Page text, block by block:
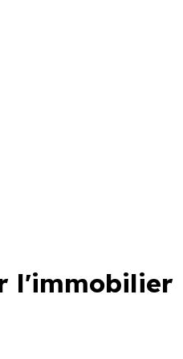
l'immobilier